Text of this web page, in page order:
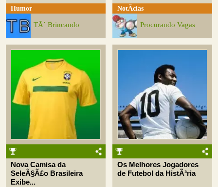
Humor
TÃ´ Brincando
NotÃ­cias
Procurando Vagas
Nova Camisa da
SeleÃ§Ã£o Brasileira
Exibe...
Os Melhores Jogadores
de Futebol da HistÃ³ria